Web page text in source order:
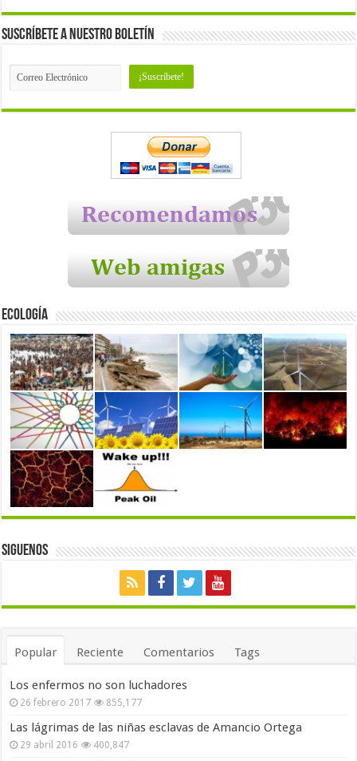
Suscríbete a nuestro Boletín
Ecología
Siguenos
Popular Reciente Comentarios Tags
Los enfermos no son luchadores
26 febrero 2017 855,177
Las lágrimas de las niñas esclavas de Amancio Ortega
29 abril 2016 400,847